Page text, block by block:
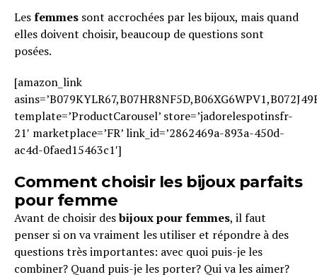
Lesfemmes sont accrochées par les bijoux, mais quand
elles doivent choisir, beaucoup de questions sont
posées.
[amazon_link
template=’ProductCarousel’ store=’jadorelespotinsfr-
21′ marketplace=’FR’ link_id=’2862469a-893a-450d-
ac4d-0faed15463c1′]
Comment choisir les bijoux parfaits
pour femme
Avant de choisir desbijoux pour femmes, il faut
penser si on va vraiment les utiliser et répondre à des
questions très importantes: avec quoi puis-je les
combiner? Quand puis-je les porter? Qui va les aimer?